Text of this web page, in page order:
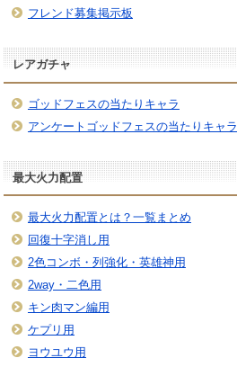
フレンド募集掲示板
レアガチャ
ゴッドフェスの当たりキャラ
アンケートゴッドフェスの当たりキャラ
最大火力配置
最大火力配置とは？一覧まとめ
回復十字消し用
2色コンボ・列強化・英雄神用
2way・二色用
キン肉マン編用
ケプリ用
ヨウユウ用